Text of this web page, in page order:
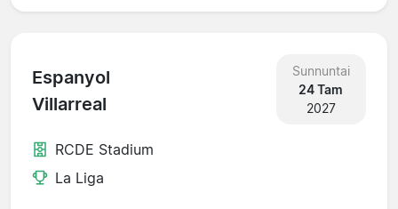
Espanyol
Villarreal
Sunnuntai
24 Tam
2027
RCDE Stadium
La Liga